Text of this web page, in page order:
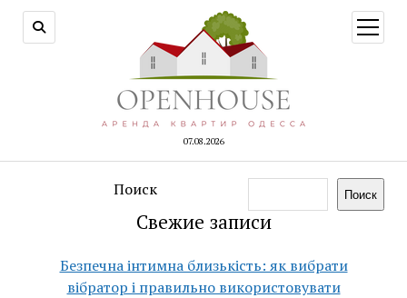
07.08.2026
меню
Поиск Поиск
Свежие записи
Безпечна інтимна близькість: як вибрати
вібратор і правильно використовувати